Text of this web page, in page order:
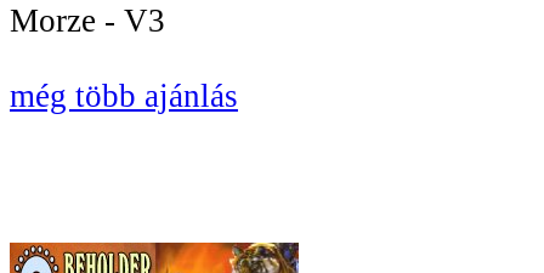
Morze - V3
még több ajánlás